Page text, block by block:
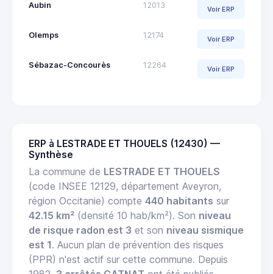
Aubin 12013 Voir ERP
Olemps 12174 Voir ERP
Sébazac-Concourès 12264 Voir ERP
ERP à LESTRADE ET THOUELS (12430) —
Synthèse
La commune de LESTRADE ET THOUELS
(code INSEE 12129, département Aveyron,
région Occitanie) compte 440 habitants sur
42.15 km² (densité 10 hab/km²). Son niveau
de risque radon est 3 et son niveau sismique
est 1. Aucun plan de prévention des risques
(PPR) n'est actif sur cette commune. Depuis